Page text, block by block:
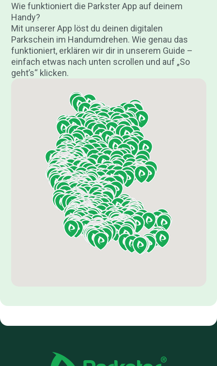
Wie funktioniert die Parkster App auf deinem
Handy?
Mit unserer App löst du deinen digitalen
Parkschein im Handumdrehen. Wie genau das
funktioniert, erklären wir dir in unserem Guide –
einfach etwas nach unten scrollen und auf „So
geht’s“ klicken.